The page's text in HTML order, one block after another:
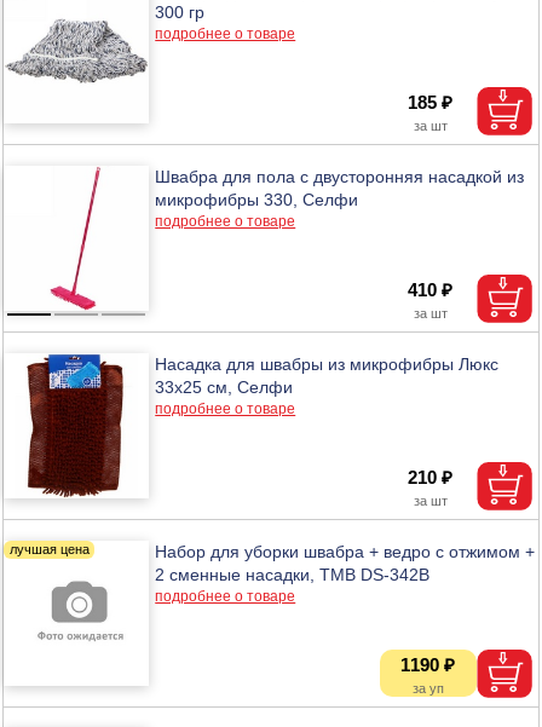
300 гр
подробнее о товаре
185 ₽
Швабра для пола с двусторонняя насадкой из
микрофибры 330, Селфи
подробнее о товаре
410 ₽
Насадка для швабры из микрофибры Люкс
33х25 см, Селфи
подробнее о товаре
210 ₽
Набор для уборки швабра + ведро с отжимом +
2 сменные насадки, ТМВ DS-342B
подробнее о товаре
1190 ₽